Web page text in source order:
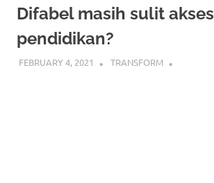
contentDifabel masih sulit akses
pendidikan?
FEBRUARY 4, 2021 TRANSFORM